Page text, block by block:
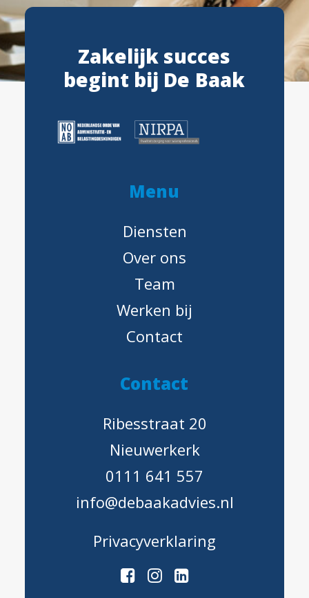
Zakelijk succes
begint bij De Baak
Menu
Diensten
Over ons
Team
Werken bij
Contact
Contact
Ribesstraat 20
Nieuwerkerk
0111 641 557
info@debaakadvies.nl
Privacyverklaring